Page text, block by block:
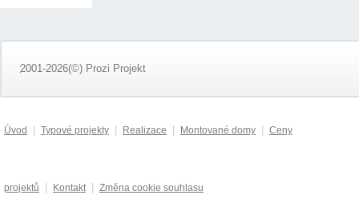
2001-2026(©) Prozi Projekt
Úvod Typové projekty Realizace Montované domy Ceny
projektů Kontakt Změna cookie souhlasu